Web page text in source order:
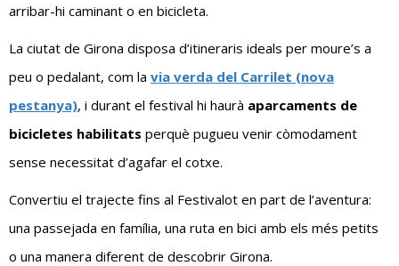
arribar-hi caminant o en bicicleta.
La ciutat de Girona disposa d’itineraris ideals per moure’s a
peu o pedalant, com la via verda del Carrilet (nova
pestanya), i durant el festival hi haurà aparcaments de
bicicletes habilitats perquè pugueu venir còmodament
sense necessitat d’agafar el cotxe.
Convertiu el trajecte fins al Festivalot en part de l’aventura:
una passejada en família, una ruta en bici amb els més petits
o una manera diferent de descobrir Girona.